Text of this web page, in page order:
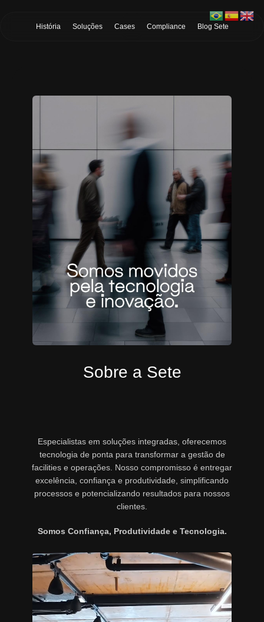
História Soluções Cases Compliance Blog Sete
Sobre a Sete
Especialistas em soluções integradas, oferecemos
tecnologia de ponta para transformar a gestão de
facilities e operações. Nosso compromisso é entregar
excelência, confiança e produtividade, simplificando
processos e potencializando resultados para nossos
clientes.
Somos Confiança, Produtividade e Tecnologia.